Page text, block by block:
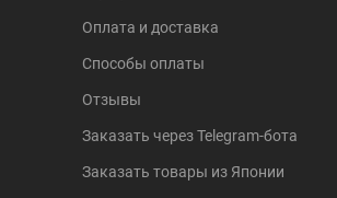
Оплата и доставка
Способы оплаты
Отзывы
Заказать через Telegram-бота
Заказать товары из Японии